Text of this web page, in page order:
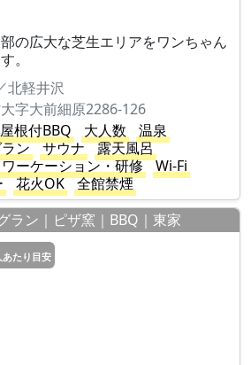
の広大な芝生エリアをワンちゃん
。
北軽井沢
字大前細原2286-126
屋根付BBQ 大人数
温泉
ン サウナ
露天風呂
ーケーション・研修
Wi-Fi
花火OK
全館禁煙
ラン｜ピザ窯｜BBQ｜東家
あたり目安